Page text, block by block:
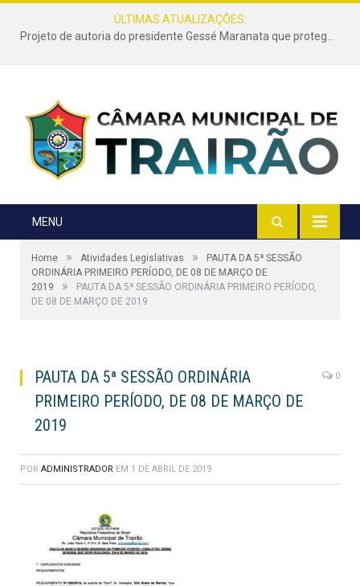
ÚLTIMAS ATUALIZAÇÕES:
Projeto de autoria do presidente Gessé Maranata que protege as estradas vicinais de Trairão é transformado em lei
MENU
Home » Atividades Legislativas »
PAUTA DA 5ª SESSÃO
ORDINÁRIA PRIMEIRO PERÍODO, DE 08 DE MARÇO DE
2019
»
PAUTA DA 5ª SESSÃO ORDINÁRIA PRIMEIRO PERÍODO,
DE 08 DE MARÇO DE 2019
PAUTA DA 5ª SESSÃO ORDINÁRIA
PRIMEIRO PERÍODO, DE 08 DE MARÇO DE
2019
0
POR ADMINISTRADOR EM 1 DE ABRIL DE 2019